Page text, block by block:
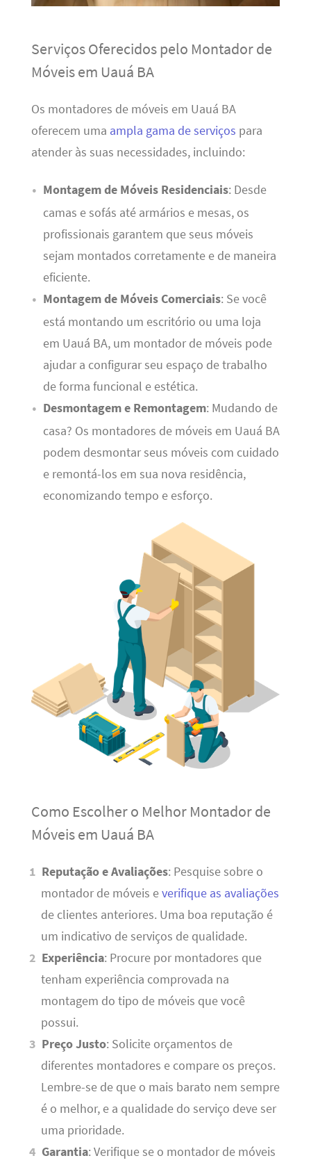
Serviços Oferecidos pelo Montador de
Móveis em Uauá BA
Os montadores de móveis em Uauá BA
oferecem uma ampla gama de serviços para
atender às suas necessidades, incluindo:
Montagem de Móveis Residenciais: Desde
camas e sofás até armários e mesas, os
profissionais garantem que seus móveis
sejam montados corretamente e de maneira
eficiente.
Montagem de Móveis Comerciais: Se você
está montando um escritório ou uma loja
em Uauá BA, um montador de móveis pode
ajudar a configurar seu espaço de trabalho
de forma funcional e estética.
Desmontagem e Remontagem: Mudando de
casa? Os montadores de móveis em Uauá BA
podem desmontar seus móveis com cuidado
e remontá-los em sua nova residência,
economizando tempo e esforço.
Como Escolher o Melhor Montador de
Móveis em Uauá BA
Reputação e Avaliações: Pesquise sobre o
montador de móveis everifique as avaliações
de clientes anteriores. Uma boa reputação é
um indicativo de serviços de qualidade.
Experiência: Procure por montadores que
tenham experiência comprovada na
montagem do tipo de móveis que você
possui.
Preço Justo: Solicite orçamentos de
diferentes montadores e compare os preços.
Lembre-se de que o mais barato nem sempre
é o melhor, e a qualidade do serviço deve ser
uma prioridade.
Garantia: Verifique se o montador de móveis